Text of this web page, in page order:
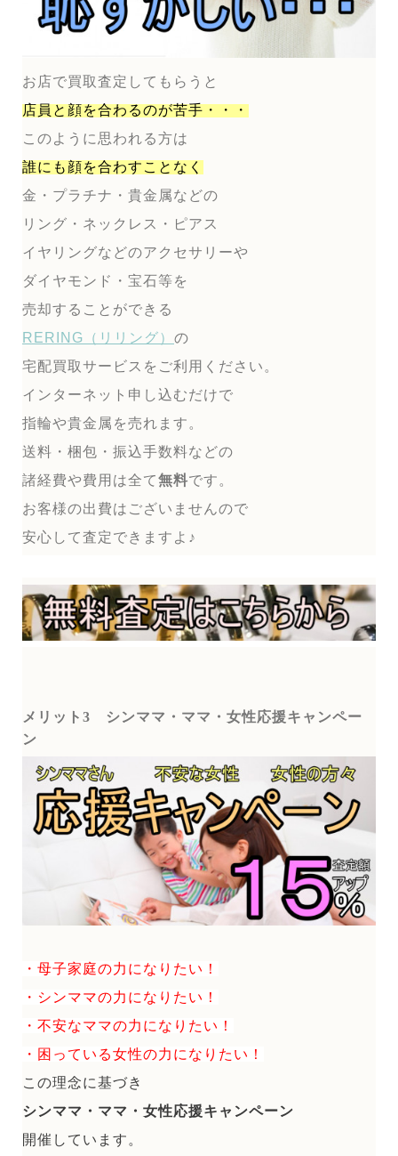
お店で買取査定してもらうと
店員と顔を合わるのが苦手・・・
このように思われる方は
誰にも顔を合わすことなく
金・プラチナ・貴金属などの
リング・ネックレス・ピアス
イヤリングなどのアクセサリーや
ダイヤモンド・宝石等を
売却することができる
RERING（リリング） の
宅配買取サービスをご利用ください。
インターネット申し込むだけで
指輪や貴金属を売れます。
送料・梱包・振込手数料などの
諸経費や費用は全て無料です。
お客様の出費はございませんので
安心して査定できますよ♪
メリット3
シンママ・ママ・女性応援キャンペー
ン
・母子家庭の力になりたい！
・シンママの力になりたい！
・不安なママの力になりたい！
・困っている女性の力になりたい！
この理念に基づき
シンママ・ママ・女性応援キャンペーン
開催しています。